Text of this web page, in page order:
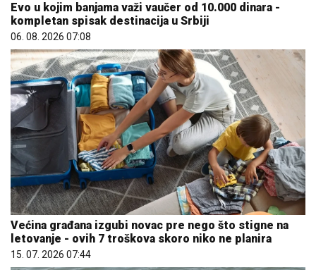
Evo u kojim banjama važi vaučer od 10.000 dinara -
kompletan spisak destinacija u Srbiji
06. 08. 2026 07:08
Većina građana izgubi novac pre nego što stigne na
letovanje - ovih 7 troškova skoro niko ne planira
15. 07. 2026 07:44